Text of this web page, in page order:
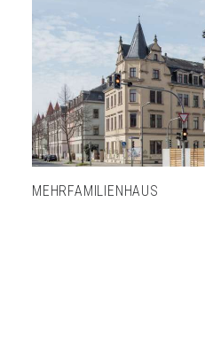
MEHRFAMILIENHAUS